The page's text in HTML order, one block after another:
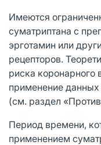
Имеются
суматриптана с
эрготамин или
рецепторов.
риска коронарного
применение данных
(см. раздел
Период времени,
применением